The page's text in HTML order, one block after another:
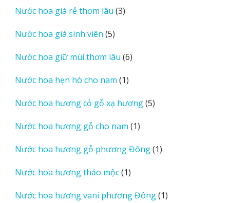
Nước hoa giá rẻ thơm lâu 33
Nước hoa giá sinh viên 55
phẩm
Nước hoa giữ mùi thơm lâu 66
Nước hoa hẹn hò cho nam 11
phẩm
Nước hoa hương cỏ gỗ xạ hương 55
Nước hoa hương gỗ cho nam 11
phẩm
Nước hoa hương gỗ phương Đông 11
Nước hoa hương thảo mộc 11
phẩm
Nước hoa hương vani phương Đông 11